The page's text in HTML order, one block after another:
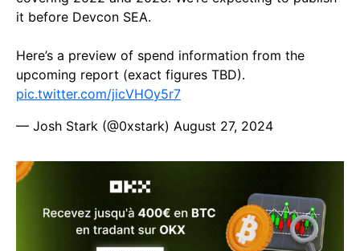
it before Devcon SEA.
Here’s a preview of spend information from the
upcoming report (exact figures TBD).
pic.twitter.com/jicVHOy5r7
— Josh Stark (@0xstark) August 27, 2024